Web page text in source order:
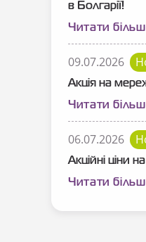
в Болгарії!
Читати
09.07.2026
Акція на
Читати
06.07.2026
Акційні ціни
Читати